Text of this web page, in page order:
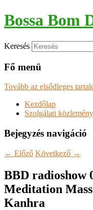
Bossa Bom
Keresés
Fő menü
Tovább az elsődleges
Kezdőlap
Szolgálati
Bejegyzés navigáció
← Előző Következő →
BBD radioshow
Meditation
Kanhra